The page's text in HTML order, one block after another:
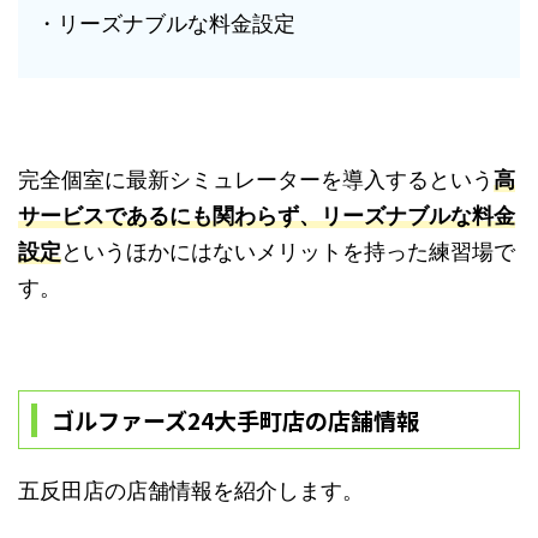
・リーズナブルな料金設定
完全個室に最新シミュレーターを導入するという高
サービスであるにも関わらず、リーズナブルな料金
設定というほかにはないメリットを持った練習場で
す。
ゴルファーズ24大手町店の店舗情報
五反田店の店舗情報を紹介します。